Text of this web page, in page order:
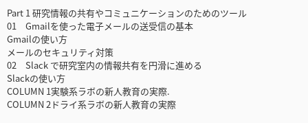
Part 1 研究情報の共有やコミュニケーションのためのツール
01 Gmailを使った電子メールの送受信の基本
Gmailの使い方
メールのセキュリティ対策
02 Slack で研究室内の情報共有を円滑に進める
Slackの使い方
COLUMN 1実験系ラボの新人教育の実際.
COLUMN 2ドライ系ラボの新人教育の実際